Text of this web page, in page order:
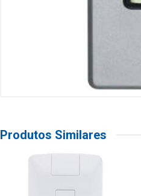
Produtos Similares